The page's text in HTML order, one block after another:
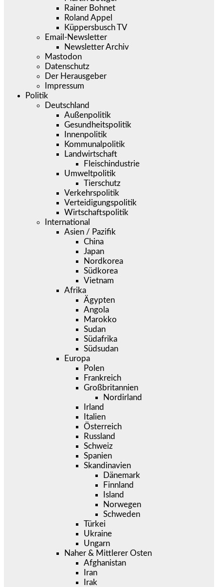
Rainer Bohnet
Roland Appel
Küppersbusch TV
Email-Newsletter
Newsletter Archiv
Mastodon
Datenschutz
Der Herausgeber
Impressum
Politik
Deutschland
Außenpolitik
Gesundheitspolitik
Innenpolitik
Kommunalpolitik
Landwirtschaft
Fleischindustrie
Umweltpolitik
Tierschutz
Verkehrspolitik
Verteidigungspolitik
Wirtschaftspolitik
International
Asien / Pazifik
China
Japan
Nordkorea
Südkorea
Vietnam
Afrika
Ägypten
Angola
Marokko
Sudan
Südafrika
Südsudan
Europa
Polen
Frankreich
Großbritannien
Nordirland
Irland
Italien
Österreich
Russland
Schweiz
Spanien
Skandinavien
Dänemark
Finnland
Island
Norwegen
Schweden
Türkei
Ukraine
Ungarn
Naher & Mittlerer Osten
Afghanistan
Iran
Irak